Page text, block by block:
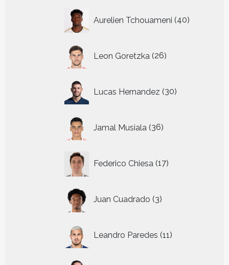
Aurelien Tchouameni 40
producten
Leon Goretzka 26
producten
Lucas Hernandez 30
producten
Jamal Musiala 36
producten
Federico Chiesa 17
producten
Juan Cuadrado 3
producten
Leandro Paredes 11
producten